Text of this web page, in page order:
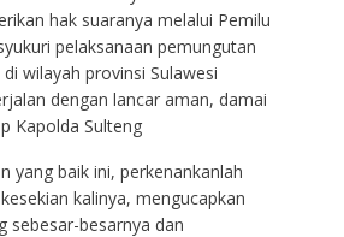
hak suaranya melalui Pemilu
pelaksanaan pemungutan
wilayah provinsi Sulawesi
dengan lancar aman, damai
Kapolda Sulteng
yang baik ini, perkenankanlah
kalinya, mengucapkan
sebesar-besarnya dan